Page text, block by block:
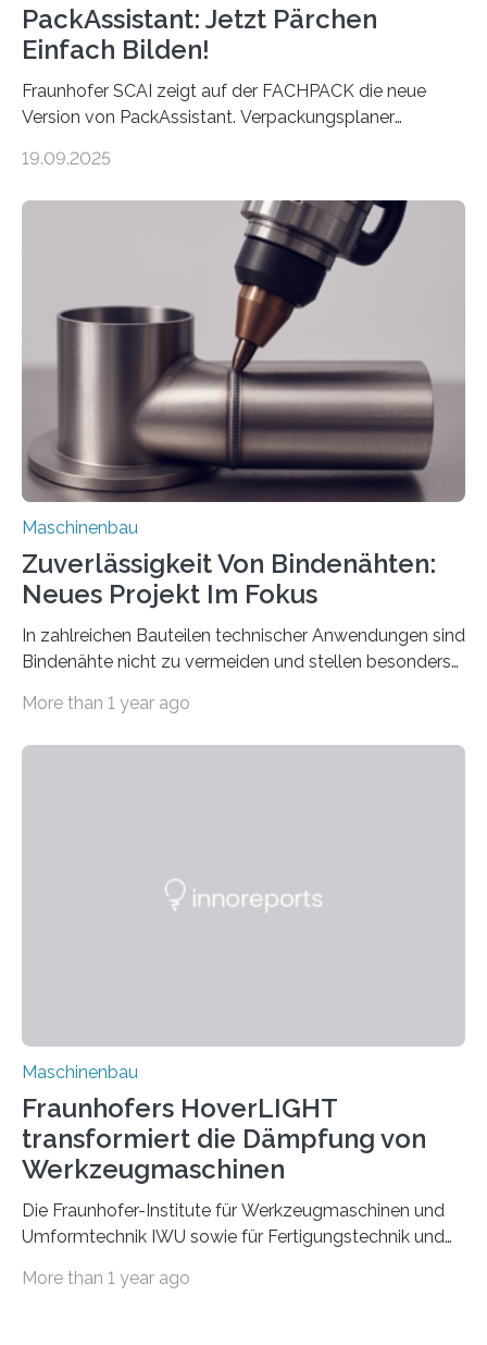
PackAssistant: Jetzt Pärchen
Einfach Bilden!
Fraunhofer SCAI zeigt auf der FACHPACK die neue
Version von PackAssistant. Verpackungsplaner
Automobil, Maschinenbau und in der Zulieferindustrie.
Teile als eine Einheit verpacken. Die Anordnung kann
der Benutzer vorgeben und erhält so mehr Kontrolle
über die Positionierung der Bauteile. Die ebenfalls neue
Automatisierungsschnittstelle dient dazu, die Software
besser in spezifische Unternehmensprozesse
einzubinden. Sankt Augustin – Zur Messe FACHPACK
vom 23. bis 25. September in Nürnberg…
19.09.2025
Maschinenbau
Zuverlässigkeit Von Bindenähten:
Neues Projekt Im Fokus
In zahlreichen Bauteilen technischer Anwendungen sind
Bindenähte nicht zu vermeiden und stellen besonders
Matrixmaterials eine große Herausforderung dar.
Durch den verstärkten Einsatz von Rezyklaten
More than 1 year ago
Maschinenbau
Fraunhofers HoverLIGHT
transformiert die Dämpfung von
Werkzeugmaschinen
Die Fraunhofer-Institute für Werkzeugmaschinen und
Umformtechnik IWU sowie für Fertigungstechnik und
Durchbruch in der Materialforschung erzielt: Der
More than 1 year ago